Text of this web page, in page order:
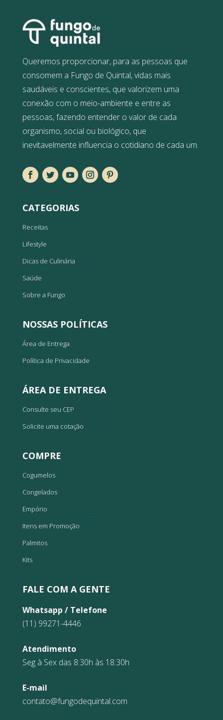
Queremos proporcionar, para as pessoas que
consomem a Fungo de Quintal, vidas mais
saudáveis e conscientes, que valorizem uma
conexão com o meio-ambiente e entre as
pessoas, fazendo entender o valor de cada
organismo, social ou biológico, que
inevitavelmente influencia o cotidiano de cada um.
CATEGORIAS
Receitas
Lifestyle
Dicas de Culinária
Saúde
Sobre a Fungo
NOSSAS POLÍTICAS
Área de Entrega
Política de Privacidade
ÁREA DE ENTREGA
Consulte seu CEP
Solicite uma cotação
COMPRE
Cogumelos
Congelados
Empório
Itens em Promoção
Palmitos
Kits
FALE COM A GENTE
Whatsapp / Telefone
(11) 99271-4446
Atendimento
Seg à Sex das 8:30h às 18:30h
E-mail
contato@fungodequintal.com